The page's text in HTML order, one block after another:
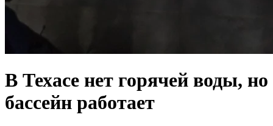
В Техасе нет горячей воды, но
бассейн работает